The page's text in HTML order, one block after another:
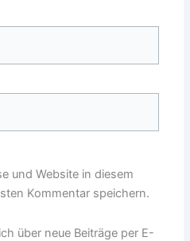
und Website in diesem
Kommentar speichern.
über neue Beiträge per E-